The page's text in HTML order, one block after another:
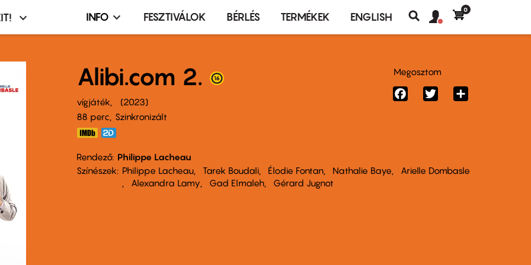
Infó,
terembérlés
menü
INFO FESZTIVÁLOK BÉRLÉS TERMÉKEK ENGLISH
Keresés
fiók
Felhasználói
0
Alibi.com 2.
vígjáték
2023
88 perc,
Szinkronizált
Rendező Philippe Lacheau
Színészek
Philippe Lacheau Tarek Boudali Élodie Fontan Nathalie Baye
Arielle Dombasle
Alexandra Lamy
Gad Elmaleh Gérard Jugnot
Megosztom
FacebookTwitter